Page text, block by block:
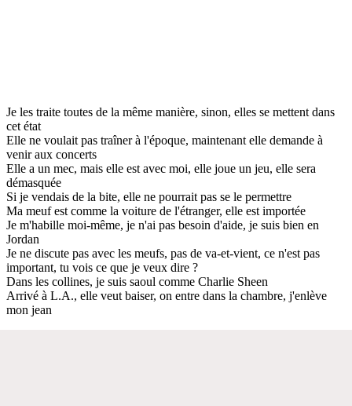
Je les traite toutes de la même manière, sinon, elles se mettent dans
cet état
Elle ne voulait pas traîner à l'époque, maintenant elle demande à
venir aux concerts
Elle a un mec, mais elle est avec moi, elle joue un jeu, elle sera
démasquée
Si je vendais de la bite, elle ne pourrait pas se le permettre
Ma meuf est comme la voiture de l'étranger, elle est importée
Je m'habille moi-même, je n'ai pas besoin d'aide, je suis bien en
Jordan
Je ne discute pas avec les meufs, pas de va-et-vient, ce n'est pas
important, tu vois ce que je veux dire ?
Dans les collines, je suis saoul comme Charlie Sheen
Arrivé à L.A., elle veut baiser, on entre dans la chambre, j'enlève
mon jean